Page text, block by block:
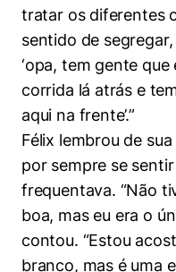
tratar os diferentes
sentido de
‘opa, tem gente
corrida lá atrás e
aqui na frente’.”
Félix lembrou de
por sempre se
frequentava. “Não
boa, mas eu era o
contou. “Estou
branco, mas é uma